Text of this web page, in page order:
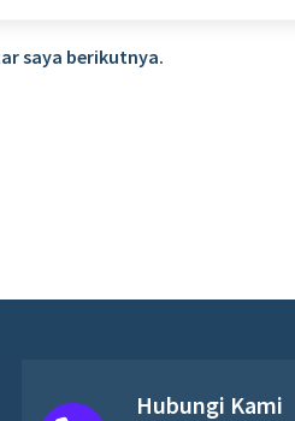
saya berikutnya.
Hubungi Kami